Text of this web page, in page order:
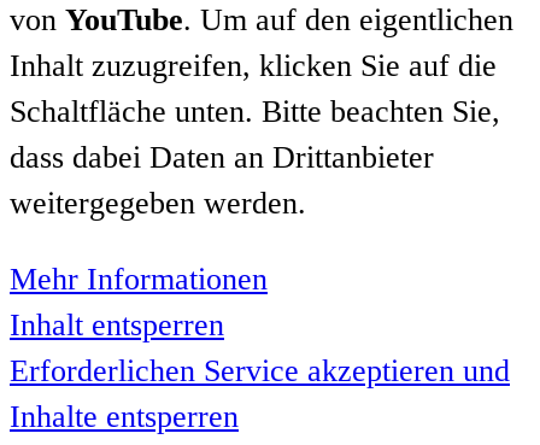
von YouTube. Um auf den eigentlichen
Inhalt zuzugreifen, klicken Sie auf die
Schaltfläche unten. Bitte beachten Sie,
dass dabei Daten an Drittanbieter
weitergegeben werden.
Mehr Informationen
Inhalt entsperren
Erforderlichen Service akzeptieren und
Inhalte entsperren